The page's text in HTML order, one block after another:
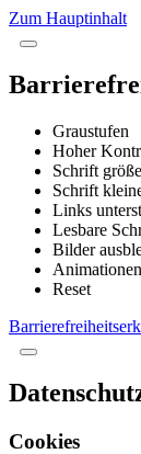
Zum Hauptinhalt
Graustufen
Hoher
Schrift
Schrift
Links
Lesbare
Bilder
Reset
Cookies